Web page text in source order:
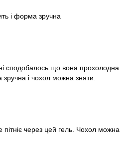
і форма зручна
сподобалось що вона прохолодна
і чохол можна зняти.
через цей гель. Чохол можна